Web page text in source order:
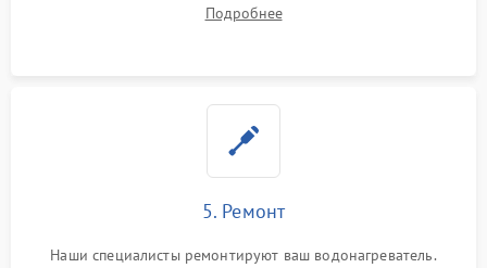
Подробнее
5. Ремонт
Наши специалисты ремонтируют ваш водонагреватель.